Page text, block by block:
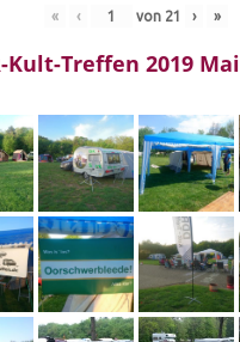
« ‹ von 21 › »
Kult-Treffen 2019 Mai